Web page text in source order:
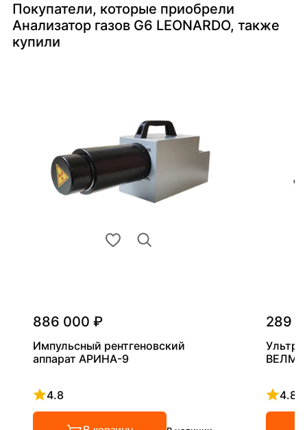
Покупатели, которые приобрели
Анализатор газов G6 LEONARDO, также
купили
886 000 ₽
Импульсный рентгеновский
аппарат АРИНА-9
4.8
Рейтинг 4.8 из 5
289
4.8